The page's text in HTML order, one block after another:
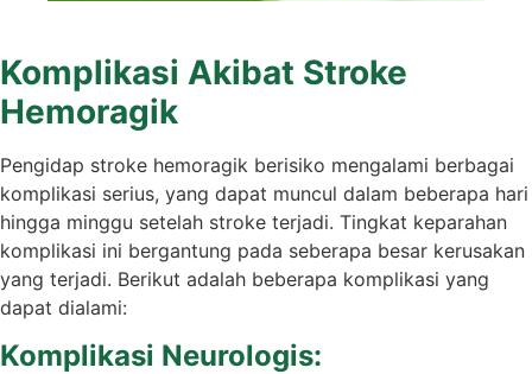
Komplikasi Akibat Stroke
Hemoragik
Pengidap stroke hemoragik berisiko mengalami berbagai
komplikasi serius, yang dapat muncul dalam beberapa hari
hingga minggu setelah stroke terjadi. Tingkat keparahan
komplikasi ini bergantung pada seberapa besar kerusakan
yang terjadi. Berikut adalah beberapa komplikasi yang
dapat dialami:
Komplikasi Neurologis: